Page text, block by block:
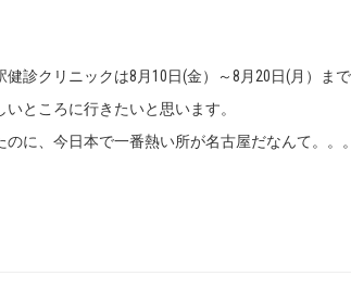
診クリニックは8月10日(金）～8月20日(月）ま
ところに行きたいと思います。
に、今日本で一番熱い所が名古屋だなんて。。。